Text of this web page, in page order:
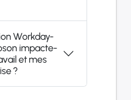
Workday-
impacte-
et mes
?